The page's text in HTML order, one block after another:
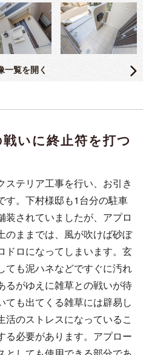
覧を開く
いに終止符を打つ
ステリア工事を行い、お引き
す。下村様邸も1台分の駐車
装されていましたが、アプロ
のままでは、風が吹けば砂ぼ
ドロになってしまいます。玄
ても泥ハネなどですぐに汚れ
るがゆえに雑草との戦いが待
ても出てくる雑草には辟易し
活のストレスになっているこ
る必要があります。アプロー